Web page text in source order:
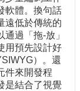
軟體。換句話
遠低於傳統的
過「拖-放」
用預先設計好
）。還
件來開發程
是結合了視覺